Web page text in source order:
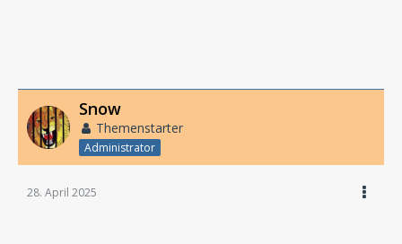
Snow
Themenstarter
Administrator
28. April 2025